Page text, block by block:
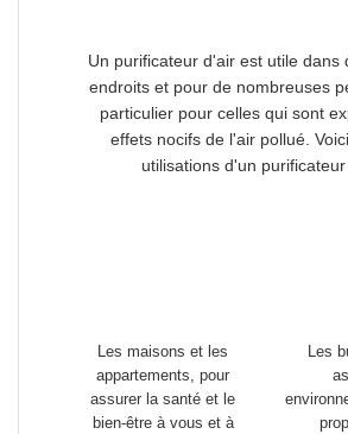
Un purificateur d'air est utile dans
endroits et pour de nombreuses
particulier pour celles qui sont
effets nocifs de l'air pollué.
utilisations d'un
Les maisons et les
appartements, pour
assurer la santé et le
bien-être à vous et à
Les